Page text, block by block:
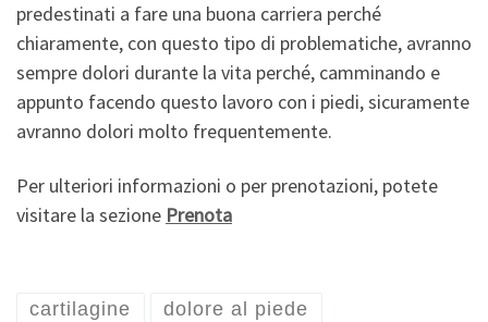
predestinati a fare una buona carriera perché
chiaramente, con questo tipo di problematiche, avranno
sempre dolori durante la vita perché, camminando e
appunto facendo questo lavoro con i piedi, sicuramente
avranno dolori molto frequentemente.
Per ulteriori informazioni o per prenotazioni, potete
visitare la sezione Prenota
cartilagine dolore al piede